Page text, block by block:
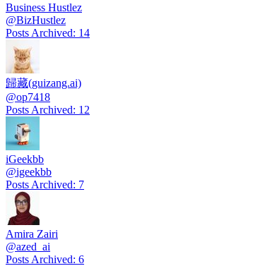
Business Hustlez
@BizHustlez
Posts Archived: 14
歸藏(guizang.ai)
@op7418
Posts Archived: 12
iGeekbb
@igeekbb
Posts Archived: 7
Amira Zairi
@azed_ai
Posts Archived: 6